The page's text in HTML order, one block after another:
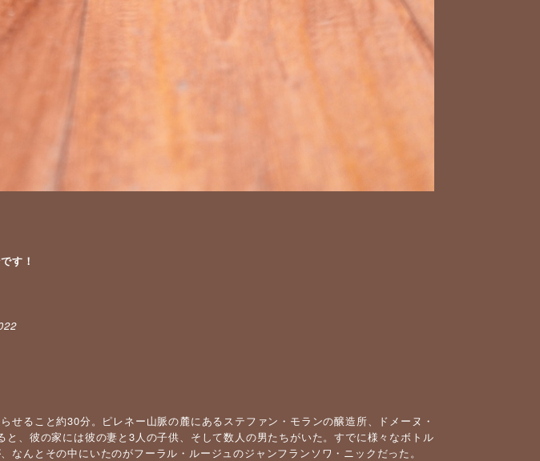
す！
せること約30分。ピレネー山脈の麓にあるステファン・モランの醸造所、ドメーヌ・
と、彼の家には彼の妻と3人の子供、そして数人の男たちがいた。すでに様々なボトル
なんとその中にいたのがフーラル・ルージュのジャンフランソワ・ニックだった。